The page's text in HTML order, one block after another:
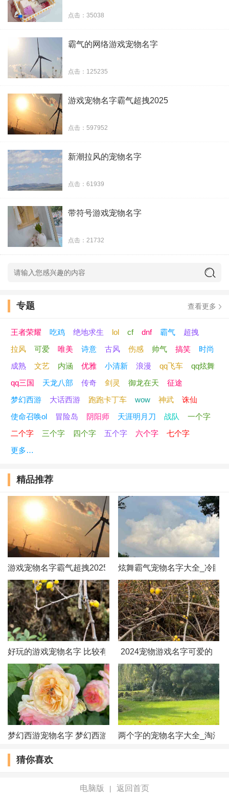
卍╰つㄨ啸海点击：35038
霸气的网络游戏宠物名字
点击：125235
游戏宠物名字霸气超拽2025
点击：597952
新潮拉风的宠物名字
点击：61939
带符号游戏宠物名字
点击：21732
专题 查看更多
王者荣耀 吃鸡 绝地求生 lol cf dnf 霸气
超拽
拉风
可爱 唯美 诗意 古风 伤感 帅气 搞笑
时尚
成熟
文艺 内涵 优雅 小清新 浪漫 qq飞车
qq炫舞
qq三国
天龙八部 传奇 剑灵 御龙在天
征途
梦幻西游
大话西游 跑跑卡丁车 wow 神武
诛仙
使命召唤ol
冒险岛 阴阳师 天涯明月刀 战队
一个字
二个字
三个字 四个字 五个字 六个字
七个字
更多…
精品推荐
游戏宠物名字霸气超拽2025 炫舞霸气宠物名字大全_冷眼
好玩的游戏宠物名字 比较有趣的宠物网名2024宠物游戏名字可爱的
梦幻西游宠物名字 梦幻西游个性BB名字两个字的宠物名字大全_淘淘
猜你喜欢
电脑版 | 返回首页